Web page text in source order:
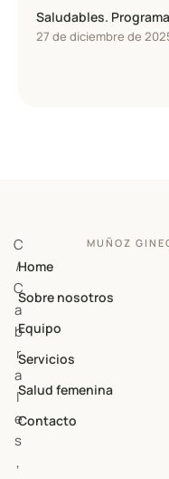
Saludables.
27 de diciembre de
C
/
C
a
b
r
a
l
e
s
,
MUÑOZ
Home
Sobre nosotros
Equipo
Servicios
Salud femenina
Contacto